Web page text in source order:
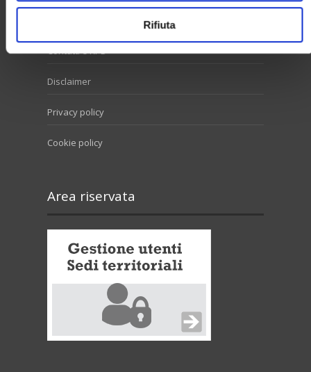
Rifiuta
Utilità
Contatti e RPD
Disclaimer
Privacy policy
Cookie policy
Area riservata